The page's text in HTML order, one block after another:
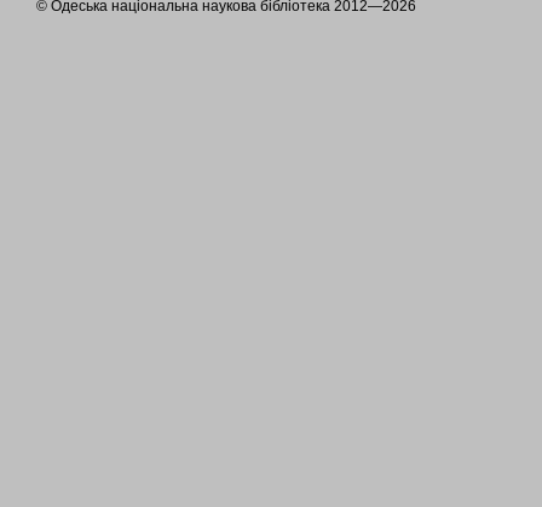
© Одеська національна наукова бібліотека 2012—2026